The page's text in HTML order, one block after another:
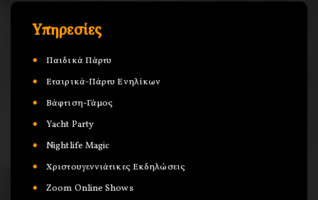
Υπηρεσίες
Παιδικά Πάρτυ
Εταιρικά-Πάρτυ Ενηλίκων
Βάφτιση-Γάμος
Yacht Party
Nightlife Magic
Χριστουγεννιάτικες Εκδηλώσεις
Zoom Online Shows